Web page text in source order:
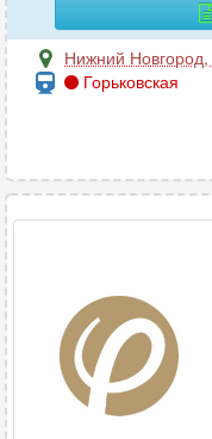
Нижний Новгород,
Горьковская